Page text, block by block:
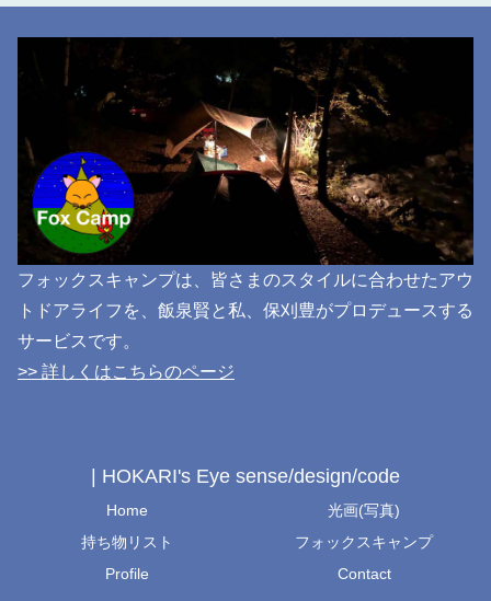
フォックスキャンプは、皆さまのスタイルに合わせたアウ
トドアライフを、飯泉賢と私、保刈豊がプロデュースする
サービスです。
>> 詳しくはこちらのページ
| HOKARI's Eye sense/design/code
Home
光画(写真)
持ち物リスト
フォックスキャンプ
Profile
Contact